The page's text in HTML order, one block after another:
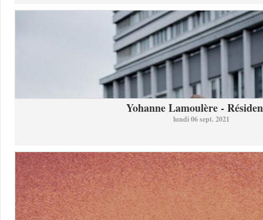
Yohanne Lamoulère -
lundi 06 sept. 2021